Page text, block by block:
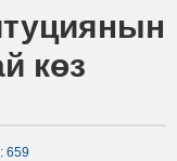
көз
659